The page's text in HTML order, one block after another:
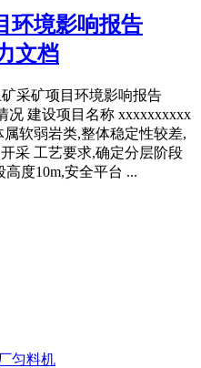
环境影响报告
文档
采矿项目环境影响报告
况 建设项目名称 xxxxxxxxxx
软弱岩类,整体稳定性较差,
采 工艺要求,确定分层阶段
高度10m,安全平台 ...
匀料机